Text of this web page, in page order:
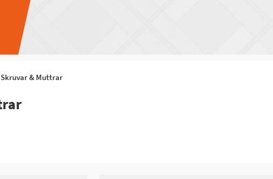
Skruvar & Muttrar